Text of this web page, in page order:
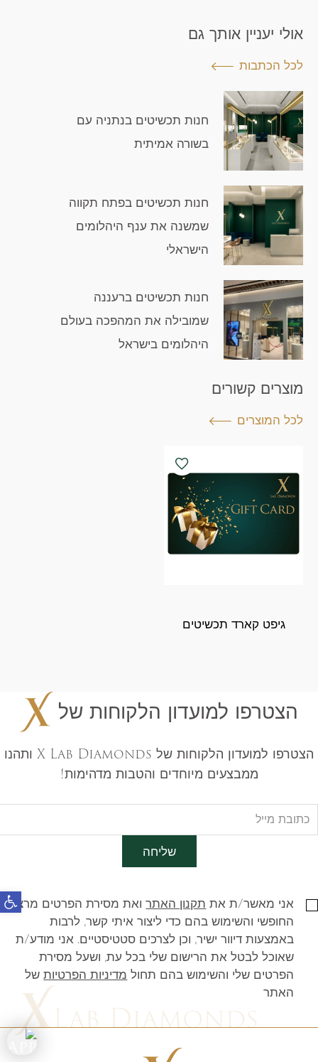
אולי יעניין אותך גם
לכל הכתבות
חנות תכשיטים בנתניה עם
בשורה אמיתית
חנות תכשיטים בפתח תקווה
שמשנה את ענף היהלומים
הישראלי
חנות תכשיטים ברעננה
שמובילה את המהפכה בעולם
היהלומים בישראל
מוצרים קשורים
לכל המוצרים
גיפט קארד תכשיטים
הצטרפו למועדון הלקוחות של
הצטרפו למועדון הלקוחות של X Lab Diamonds ותהנו
ממבצעים מיוחדים והטבות מדהימות!
שליחה
אני מאשר/ת אתתקנון האתרואת מסירת הפרטים מרצוני
החופשי והשימוש בהם כדי ליצור איתי קשר, לרבות
באמצעות דיוור ישיר, וכן לצרכים סטטיסטיים. אני מודע/ת
שאוכל לבטל את הרישום שלי בכל עת, ושעל מסירת
הפרטים שלי והשימוש בהם תחולמדיניות הפרטיותשל
האתר